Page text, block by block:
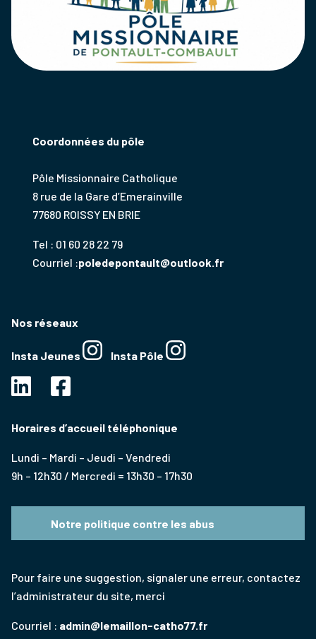
Coordonnées du pôle
Pôle Missionnaire Catholique
8 rue de la Gare d’Emerainville
77680 ROISSY EN BRIE
Tel : 01 60 28 22 79
Courriel :poledepontault@outlook.fr
Nos réseaux
Insta Jeunes Insta Pôle
Horaires d’accueil téléphonique
Lundi – Mardi – Jeudi – Vendredi
9h – 12h30 / Mercredi = 13h30 – 17h30
Notre politique contre les abus
Pour faire une suggestion, signaler une erreur, contactez
l’administrateur du site, merci
Courriel : admin@lemaillon-catho77.fr